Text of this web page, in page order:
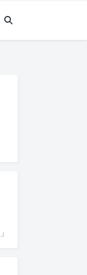
」